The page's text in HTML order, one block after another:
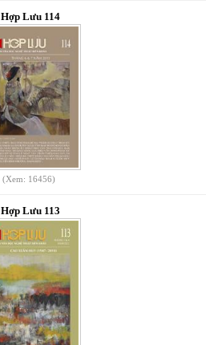
Hợp Lưu 114
(Xem: 16456)
Hợp Lưu 113